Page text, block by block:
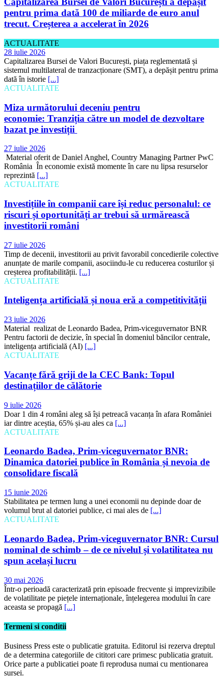
pentru prima dată 100 de miliarde de euro anul
trecut. Creșterea a accelerat în 2026
ACTUALITATE
28 iulie 2026
Capitalizarea Bursei de Valori București, piața reglementată și
sistemul multilateral de tranzacționare (SMT), a depășit pentru prima
dată în istorie [...]
ACTUALITATE
Miza următorului deceniu pentru
economie: Tranziția către un model de dezvoltare
bazat pe investiții
27 iulie 2026
Material oferit de Daniel Anghel, Country Managing Partner PwC
România În economie există momente în care nu lipsa resurselor
reprezintă [...]
ACTUALITATE
Investițiile în companii care își reduc personalul: ce
riscuri și oportunități ar trebui să urmărească
investitorii români
27 iulie 2026
Timp de decenii, investitorii au privit favorabil concedierile colective
anunțate de marile companii, asociindu-le cu reducerea costurilor și
creșterea profitabilității. [...]
ACTUALITATE
Inteligența artificială și noua eră a competitivității
23 iulie 2026
Material realizat de Leonardo Badea, Prim-viceguvernator BNR
Pentru factorii de decizie, în special în domeniul băncilor centrale,
inteligența artificială (AI) [...]
ACTUALITATE
Vacanțe fără griji de la CEC Bank: Topul
destinațiilor de călătorie
9 iulie 2026
Doar 1 din 4 români aleg să își petreacă vacanța în afara României
iar dintre aceștia, 65% și-au ales ca [...]
ACTUALITATE
Leonardo Badea, Prim-viceguvernator BNR:
Dinamica datoriei publice în România și nevoia de
consolidare fiscală
15 iunie 2026
Stabilitatea pe termen lung a unei economii nu depinde doar de
volumul brut al datoriei publice, ci mai ales de [...]
ACTUALITATE
Leonardo Badea, Prim-viceguvernator BNR: Cursul
nominal de schimb – de ce nivelul și volatilitatea nu
spun același lucru
30 mai 2026
Într-o perioadă caracterizată prin episoade frecvente și imprevizibile
de volatilitate pe piețele internaționale, înțelegerea modului în care
aceasta se propagă [...]
Termeni si conditii
Business Press este o publicatie gratuita. Editorul isi rezerva dreptul
de a determina categoriile de cititori care primesc publicatia gratuit.
Orice parte a publicatiei poate fi reprodusa numai cu mentionarea
sursei.